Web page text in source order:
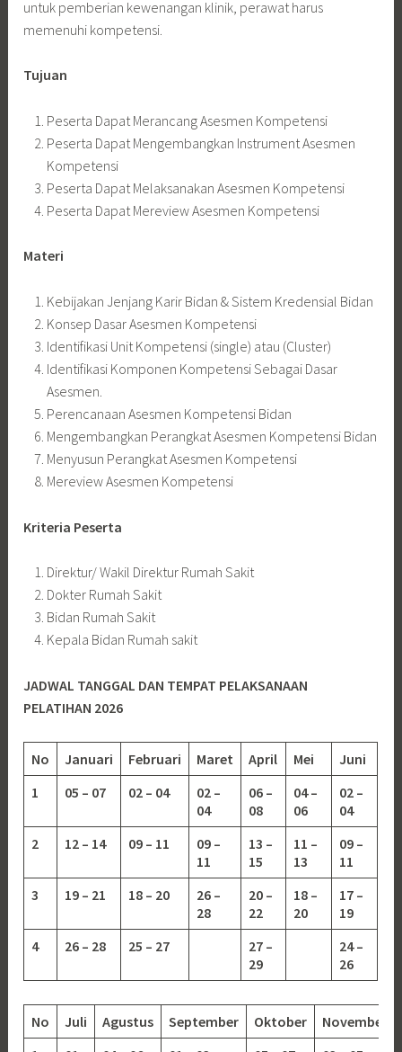
untuk pemberian kewenangan klinik, perawat harus
memenuhi kompetensi.
Tujuan
Peserta Dapat Merancang Asesmen Kompetensi
Peserta Dapat Mengembangkan Instrument Asesmen
Kompetensi
Peserta Dapat Melaksanakan Asesmen Kompetensi
Peserta Dapat Mereview Asesmen Kompetensi
Materi
Kebijakan Jenjang Karir Bidan & Sistem Kredensial Bidan
Konsep Dasar Asesmen Kompetensi
Identifikasi Unit Kompetensi (single) atau (Cluster)
Identifikasi Komponen Kompetensi Sebagai Dasar
Asesmen.
Perencanaan Asesmen Kompetensi Bidan
Mengembangkan Perangkat Asesmen Kompetensi Bidan
Menyusun Perangkat Asesmen Kompetensi
Mereview Asesmen Kompetensi
Kriteria Peserta
Direktur/ Wakil Direktur Rumah Sakit
Dokter Rumah Sakit
Bidan Rumah Sakit
Kepala Bidan Rumah sakit
JADWAL TANGGAL DAN TEMPAT PELAKSANAAN
PELATIHAN 2026
No Januari Februari Maret April Mei
Juni
1
05 – 07 02 – 04
02 –
04
06 –
08
04 –
06
02 –
04
2
12 – 14 09 – 11
09 –
11
13 –
15
11 –
13
09 –
11
3
19 – 21 18 – 20
26 –
28
20 –
22
18 –
20
17 –
19
4
26 – 28 25 – 27
27 –
29
24 –
26
No Juli Agustus September Oktober
November